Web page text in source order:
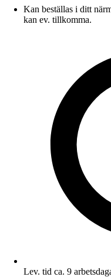
Kan beställas i ditt
kan ev. tillkomma.
Lev. tid ca. 9